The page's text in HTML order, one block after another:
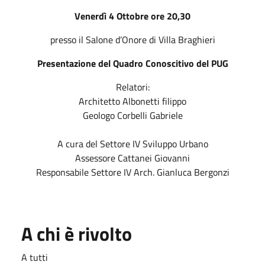
Venerdì 4 Ottobre ore 20,30
presso il Salone d’Onore di Villa Braghieri
Presentazione del Quadro Conoscitivo del PUG
Relatori:
Architetto Albonetti filippo
Geologo Corbelli Gabriele
A cura del Settore IV Sviluppo Urbano
Assessore Cattanei Giovanni
Responsabile Settore IV Arch. Gianluca Bergonzi
A chi è rivolto
A tutti